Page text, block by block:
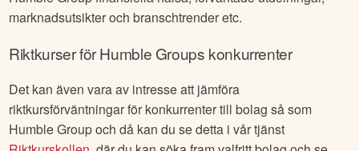
marknadsutsikter och branschtrender etc.
Riktkurser förHumble Groups konkurrenter
Det kan även vara av intresse att jämföra
riktkursförväntningar för konkurrenter till bolag så som
Humble Groupoch då kan du se detta i vår tjänst